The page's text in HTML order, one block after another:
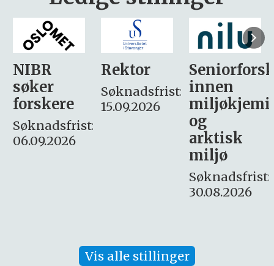
Rektor
Søknadsfrist:
15.09.2026
Seniorforsker
innen
miljøkjemi
søker
– fast
Søknadsfrist:
16. august.
Vis alle stillinger